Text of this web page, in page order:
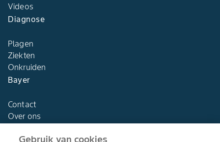
Videos
Diagnose
Plagen
Ziekten
Onkruiden
Bayer
Contact
Over ons
Gebruik van cookies